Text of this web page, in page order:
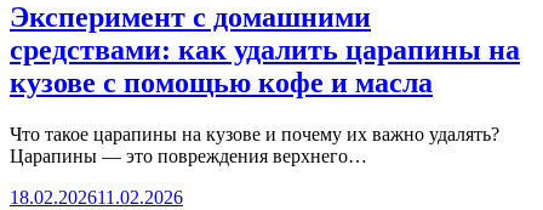
Эксперимент с домашними
средствами: как удалить царапины на
кузове с помощью кофе и масла
Что такое царапины на кузове и почему их важно удалять?
Царапины — это повреждения верхнего…
18.02.202611.02.2026